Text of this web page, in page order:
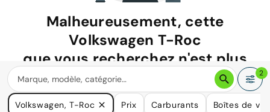
Malheureusement, cette
Volkswagen T-Roc
que vous recherchez n'est plus
disponible.
Nous avons de nombreuses voitures qui pourraient répondre
à vos besoins.
2
Volkswagen, T-Roc Prix Carburants Boîtes de